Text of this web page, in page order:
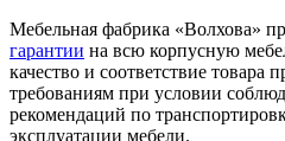
Мебельная фабрика «Волхова»
гарантии на всю корпусную
качество и соответствие товара
требованиям при условии
рекомендаций по
эксплуатации мебели.